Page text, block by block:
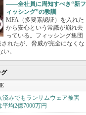
――全社員に周知すべき“新フ
ィッシング”の教訓
MFA（多要素認証）を入れた
から安心という常識が崩れ去
っている。フィッシング集団
されたが、脅威が完全になくな
。
グ
済みでもランサムウェア被害
均2億7000万円